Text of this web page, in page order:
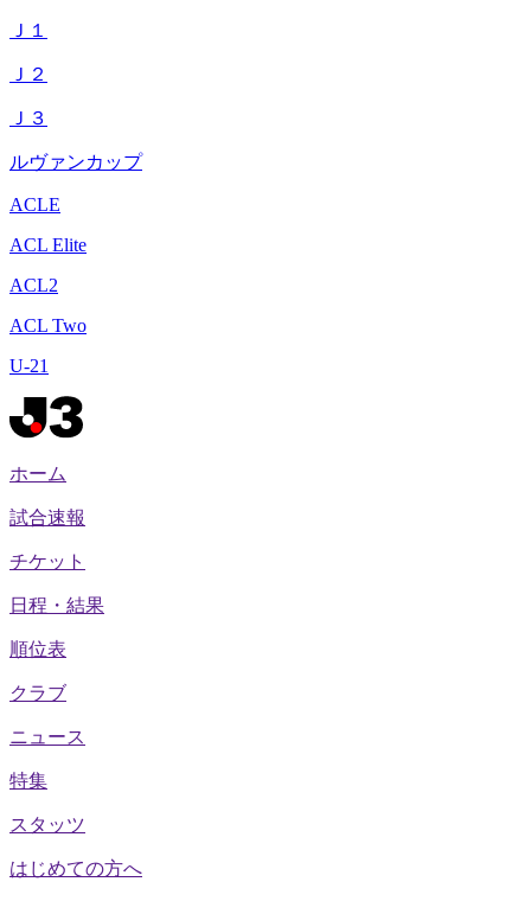
Ｊ１
Ｊ２
Ｊ３
ルヴァンカップ
ACLE
ACL Elite
ACL2
ACL Two
U-21
ホーム
試合速報
チケット
日程・結果
順位表
クラブ
ニュース
特集
スタッツ
はじめての方へ